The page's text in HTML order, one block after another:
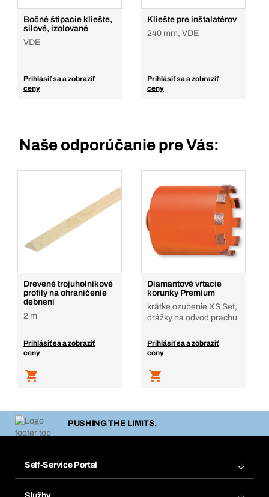
Bočné štipacie kliešte,
silové, izolované
VDE
Prihlásiť sa a zobraziť
ceny
Kliešte pre inštalatérov
240 mm, VDE
Prihlásiť sa a zobraziť
ceny
Naše odporúčanie pre Vás:
Drevené trojuholníkové
profily na ohraničenie
debnení
2 m
Prihlásiť sa a zobraziť
ceny
Diamantové vŕtacie
korunky Premium
krátke ozubenie XS Set,
drážky na odvod prachu
Prihlásiť sa a zobraziť
ceny
PUSHING THE LIMITS.
Self-Service Portal